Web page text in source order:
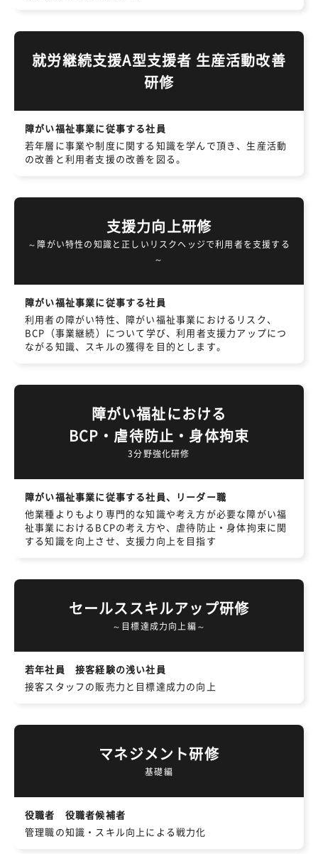
就労継続支援A型支援者 生産活動改善
研修
障がい福祉事業に従事する社員
若年層に事業や制度に関する知識を学んで頂き、生産活動
の改善と利用者支援の改善を図る。
支援力向上研修
～障がい特性の知識と正しいリスクヘッジで利用者を支援する
～
障がい福祉事業に従事する社員
利用者の障がい特性、障がい福祉事業におけるリスク、
BCP（事業継続）について学び、利用者支援力アップにつ
ながる知識、スキルの獲得を目的とします。
障がい福祉における
BCP・虐待防止・身体拘束
3分野強化研修
障がい福祉事業に従事する社員、リーダー職
他業種よりもより専門的な知識や考え方が必要な障がい福
祉事業におけるBCPの考え方や、虐待防止・身体拘束に関
する知識を向上させ、支援力向上を目指す
セールススキルアップ研修
～目標達成力向上編～
若年社員 接客経験の浅い社員
接客スタッフの販売力と目標達成力の向上
マネジメント研修
基礎編
役職者 役職者候補者
管理職の知識・スキル向上による戦力化